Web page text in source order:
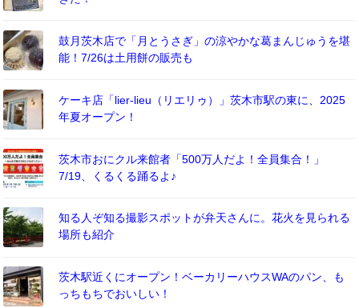
鼓月茨木店で「月とうさぎ」の涼やかな葛まんじゅうを堪
能！7/26は土用餅の販売も
ケーキ店「lier-lieu（リエリゥ）」茨木市駅の東に、2025
年夏オープン！
茨木市おにクル来館者「500万人だよ！全員集合！」
7/19、くるくる踊るよ♪
知る人ぞ知る撮影スポットが弁天さんに。花火を見られる
場所も紹介
茨木駅近くにオープン！ベーカリーハウスWAのパン、も
っちもちでおいしい！